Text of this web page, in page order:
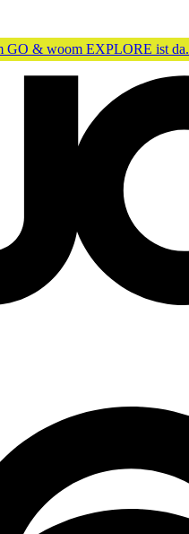
GO & woom EXPLORE ist da.